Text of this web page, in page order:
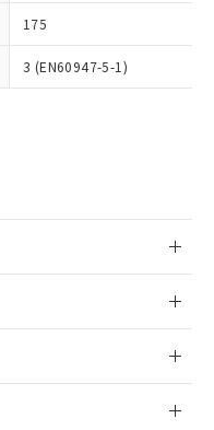
175
3 (EN60947-5-1)
は、"個人情報
の「1.共同利
れている法人を
含有証明書
社基準）
含有を証明す
有を証明する
とがない限
しておりま